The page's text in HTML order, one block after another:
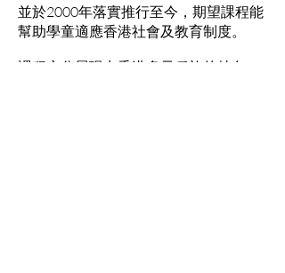
並於2000年落實推行至今，期望課程能
幫助學童適應香港社會及教育制度。
課程充分展現出香港多元種族的特色，